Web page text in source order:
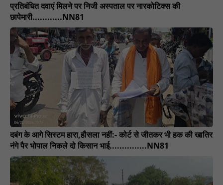
प्रतिबंधित दवाएं मिलने पर निजी अस्पताल पर नारकोटिक्स की
छापेमारी............NN81
दबंग के आगे सिस्टम हारा,हौसला नहीं:- कोर्ट से जीतकर भी हक की खातिर
नंगे पैर भोपाल निकले दो किसान भाई...............NN81